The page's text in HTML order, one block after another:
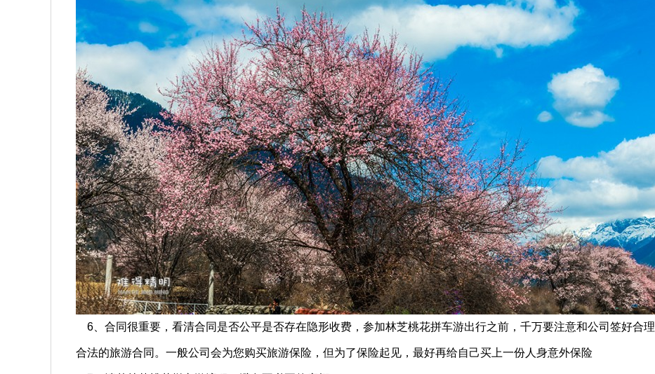
6、合同很重要，看清合同是否公平是否存在隐形收费，参加林芝桃花拼车游出行之前，千万要注意和公司签好合理
合法的旅游合同。一般公司会为您购买旅游保险，但为了保险起见，最好再给自己买上一份人身意外保险